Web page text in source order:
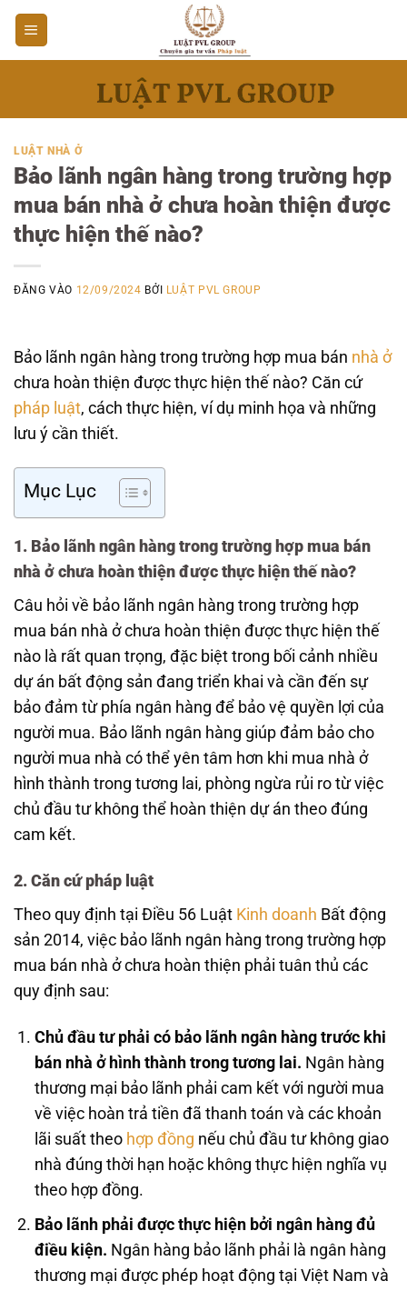
Bỏ
qua
nội
LUẬT NHÀ Ở
Bảo lãnh ngân hàng trong trường hợp
mua bán nhà ở chưa hoàn thiện được
thực hiện thế nào?
ĐĂNG VÀO 12/09/2024 BỞI LUẬT PVL GROUP
Bảo lãnh ngân hàng trong trường hợp mua bán nhà ở
chưa hoàn thiện được thực hiện thế nào? Căn cứ
pháp luật, cách thực hiện, ví dụ minh họa và những
lưu ý cần thiết.
Mục Lục
1. Bảo lãnh ngân hàng trong trường hợp mua bán
nhà ở chưa hoàn thiện được thực hiện thế nào?
Câu hỏi về bảo lãnh ngân hàng trong trường hợp
mua bán nhà ở chưa hoàn thiện được thực hiện thế
nào là rất quan trọng, đặc biệt trong bối cảnh nhiều
dự án bất động sản đang triển khai và cần đến sự
bảo đảm từ phía ngân hàng để bảo vệ quyền lợi của
người mua. Bảo lãnh ngân hàng giúp đảm bảo cho
người mua nhà có thể yên tâm hơn khi mua nhà ở
hình thành trong tương lai, phòng ngừa rủi ro từ việc
chủ đầu tư không thể hoàn thiện dự án theo đúng
cam kết.
2. Căn cứ pháp luật
Theo quy định tại Điều 56 Luật Kinh doanh Bất động
sản 2014, việc bảo lãnh ngân hàng trong trường hợp
mua bán nhà ở chưa hoàn thiện phải tuân thủ các
quy định sau:
Chủ đầu tư phải có bảo lãnh ngân hàng trước khi
bán nhà ở hình thành trong tương lai. Ngân hàng
thương mại bảo lãnh phải cam kết với người mua
về việc hoàn trả tiền đã thanh toán và các khoản
lãi suất theohợp đồng nếu chủ đầu tư không giao
nhà đúng thời hạn hoặc không thực hiện nghĩa vụ
theo hợp đồng.
Bảo lãnh phải được thực hiện bởi ngân hàng đủ
điều kiện. Ngân hàng bảo lãnh phải là ngân hàng
thương mại được phép hoạt động tại Việt Nam và